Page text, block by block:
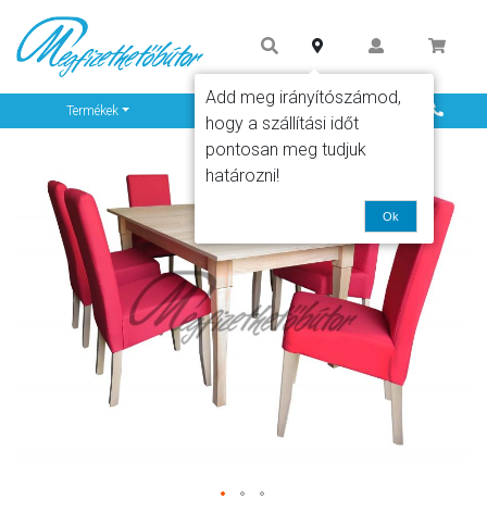
Termékek Info
Add meg irányítószámod,
hogy a szállítási időt
pontosan meg tudjuk
határozni!
Ok